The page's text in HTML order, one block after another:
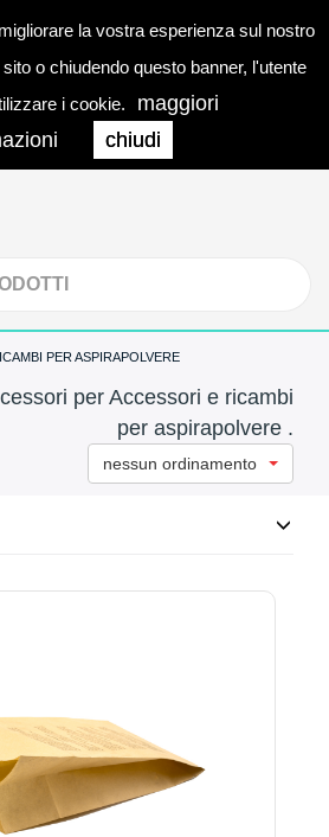
la vostra esperienza sul nostro
o chiudendo questo banner, l'utente
i cookie.
maggiori
chiudi
0
PER ASPIRAPOLVERE
per Accessori e ricambi
per aspirapolvere .
nessun ordinamento